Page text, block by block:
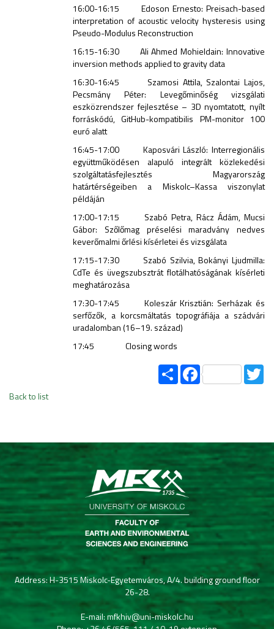
16:00-16:15 Edoson Ernesto: Preisach-based
interpretation of acoustic velocity hysteresis using
Pseudo-Modulus Reconstruction
16:15-16:30 Ali Ahmed Mohieldain: Innovative
inversion methods applied to gravity data
16:30-16:45 Szamosi Attila, Szalontai Lajos,
Pecsmány Péter: Levegőminőség vizsgálati
eszközrendszer fejlesztése – 3D nyomtatott, nyílt
forráskódú, GitHub-kompatibilis PM-monitor 100
euró alatt
16:45-17:00 Kaposvári László: Interregionális
együttműködésen alapuló integrált közlekedési
szolgáltatásfejlesztés Magyarország
határtérségeiben a Miskolc–Kassa viszonylat
példáján
17:00-17:15 Szabó Petra, Rácz Ádám, Mucsi
Gábor: Szőlőmag préselési maradvány nedves
keverőmalmi őrlési kísérletei és vizsgálata
17:15-17:30 Szabó Szilvia, Bokányi Ljudmilla:
CdTe és üvegszubsztrát flotálhatóságának kísérleti
meghatározása
17:30-17:45 Koleszár Krisztián: Serházak és
serfőzők, a korcsmáltatás topográfiája a szádvári
uradalomban (16–19. század)
17:45 Closing words
ShareFacebook
Back to list
Address: H-3515 Miskolc-Egyetemváros, A/4. building ground floor
26-28.
E-mail: mfkhiv@uni-miskolc.hu